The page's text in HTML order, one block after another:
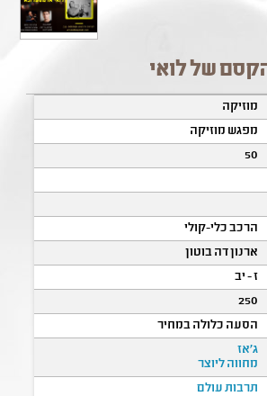
של לואי
מוזיקה
מפגש מוזיקה
50
הרכב כלי-קולי
ארנון דה בוטון
ז - יב
250
הסעה כלולה במחיר
ג'אז
מחווה ליוצר
תרבות עולם